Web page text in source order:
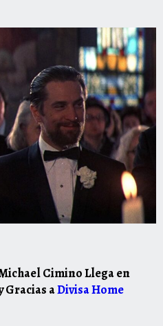
Cimino Llega en
Gracias aDivisa Home